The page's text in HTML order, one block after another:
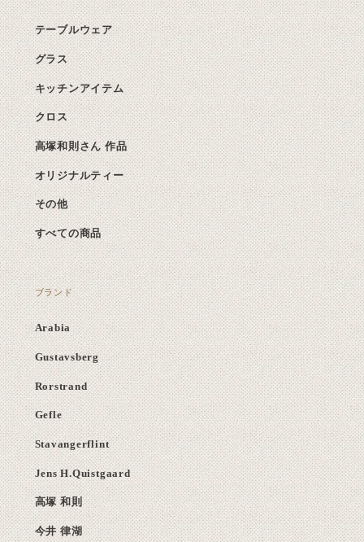
テーブルウェア
グラス
キッチンアイテム
クロス
高塚和則さん 作品
オリジナルティー
その他
すべての商品
ブランド
Arabia
Gustavsberg
Rorstrand
Gefle
Stavangerflint
Jens H.Quistgaard
高塚 和則
今井 律湖